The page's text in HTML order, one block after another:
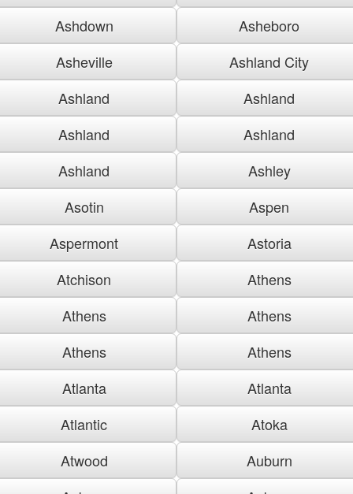
Ashdown
Asheboro
Asheville
Ashland City
Ashland
Ashland
Ashland
Ashland
Ashland
Ashley
Asotin
Aspen
Aspermont
Astoria
Atchison
Athens
Athens
Athens
Athens
Athens
Atlanta
Atlanta
Atlantic
Atoka
Atwood
Auburn